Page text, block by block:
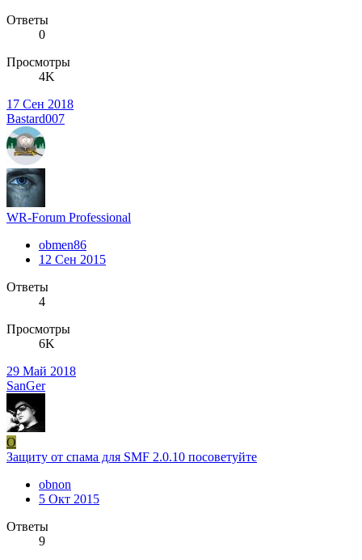
Ответы
0
Просмотры
4K
17 Сен 2018
Bastard007
WR-Forum Professional
obmen86
12 Сен 2015
Ответы
4
Просмотры
6K
29 Май 2018
SanGer
O
Защиту от спама для SMF 2.0.10 посоветуйте
obnon
5 Окт 2015
Ответы
9